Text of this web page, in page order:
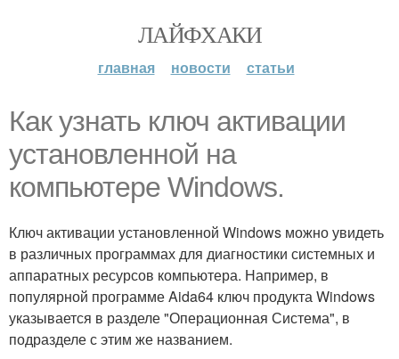
ЛАЙФХАКИ
главная новости статьи
Как узнать ключ активации
установленной на
компьютере Windows.
Ключ активации установленной Windows можно увидеть
в различных программах для диагностики системных и
аппаратных ресурсов компьютера. Например, в
популярной программе Aida64 ключ продукта Windows
указывается в разделе "Операционная Система", в
подразделе с этим же названием.